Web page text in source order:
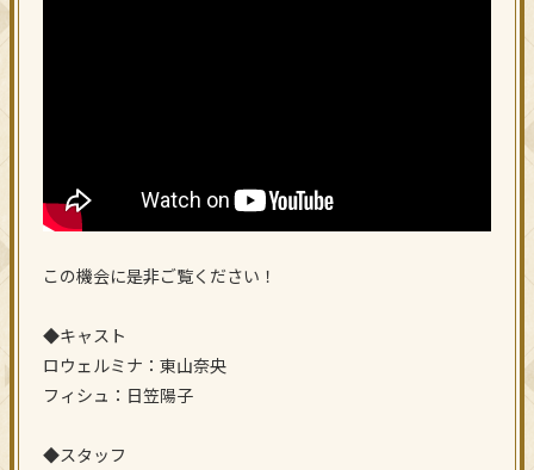
この機会に是非ご覧ください！
◆キャスト
ロウェルミナ：東山奈央
フィシュ：日笠陽子
◆スタッフ